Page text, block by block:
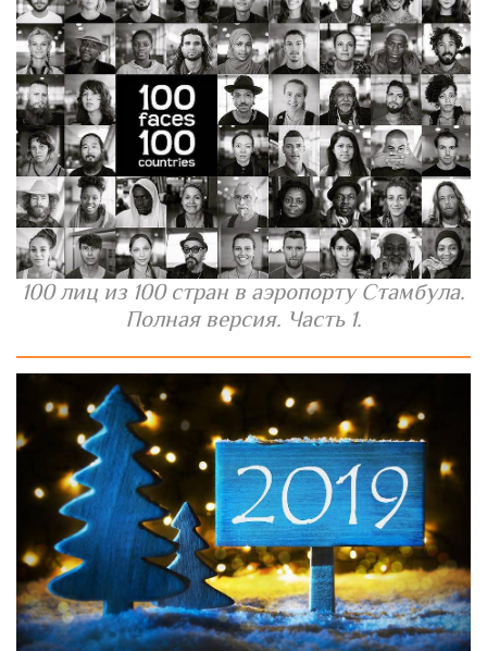
100 лиц из 100 стран в аэропорту Стамбула.
Полная версия. Часть 1.